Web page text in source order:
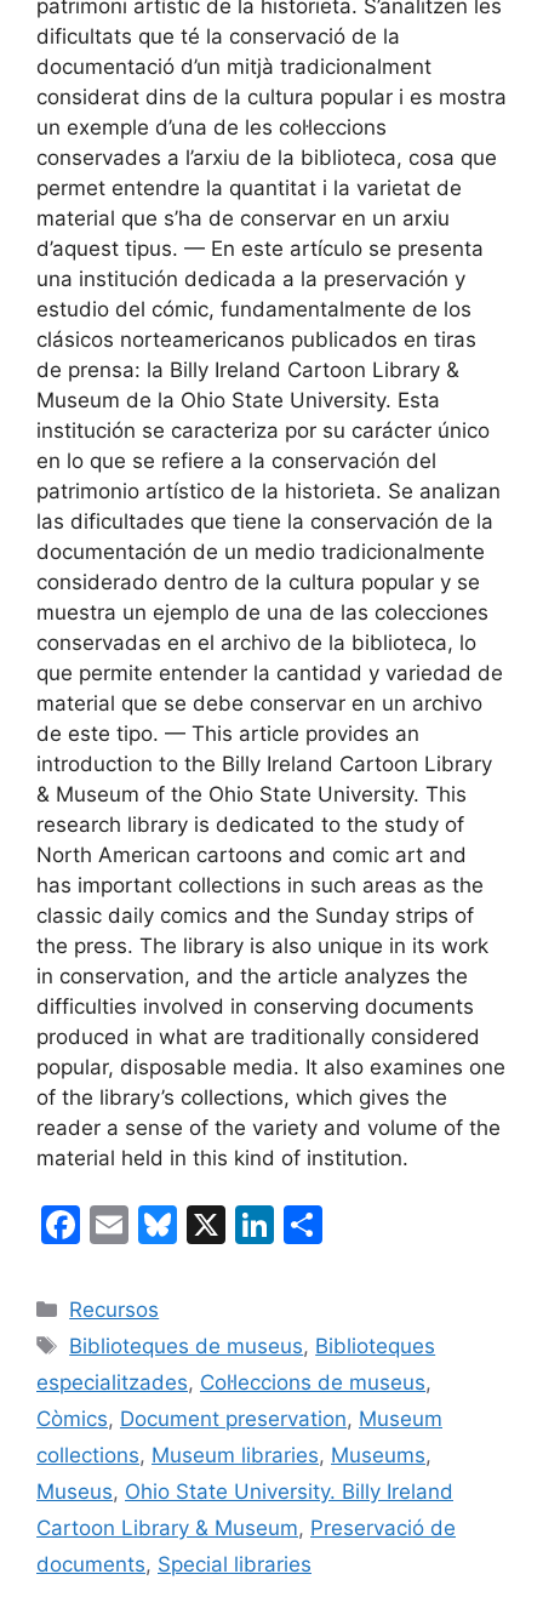
patrimoni artístic de la historieta. S’analitzen les
dificultats que té la conservació de la
documentació d’un mitjà tradicionalment
considerat dins de la cultura popular i es mostra
un exemple d’una de les col·leccions
conservades a l’arxiu de la biblioteca, cosa que
permet entendre la quantitat i la varietat de
material que s’ha de conservar en un arxiu
d’aquest tipus. — En este artículo se presenta
una institución dedicada a la preservación y
estudio del cómic, fundamentalmente de los
clásicos norteamericanos publicados en tiras
de prensa: la Billy Ireland Cartoon Library &
Museum de la Ohio State University. Esta
institución se caracteriza por su carácter único
en lo que se refiere a la conservación del
patrimonio artístico de la historieta. Se analizan
las dificultades que tiene la conservación de la
documentación de un medio tradicionalmente
considerado dentro de la cultura popular y se
muestra un ejemplo de una de las colecciones
conservadas en el archivo de la biblioteca, lo
que permite entender la cantidad y variedad de
material que se debe conservar en un archivo
de este tipo. — This article provides an
introduction to the Billy Ireland Cartoon Library
& Museum of the Ohio State University. This
research library is dedicated to the study of
North American cartoons and comic art and
has important collections in such areas as the
classic daily comics and the Sunday strips of
the press. The library is also unique in its work
in conservation, and the article analyzes the
difficulties involved in conserving documents
produced in what are traditionally considered
popular, disposable media. It also examines one
of the library’s collections, which gives the
reader a sense of the variety and volume of the
material held in this kind of institution.
F
c
e
b
o
o
k
E
ai
l
Bl
s
k
y
X
Li
e
dI
n
p
ar
te
ix
Categories
Recursos
Etiquetes
Biblioteques de museus, Biblioteques
especialitzades, Col·leccions de museus,
Còmics, Document preservation, Museum
collections, Museum libraries, Museums,
Museus, Ohio State University. Billy Ireland
Cartoon Library & Museum, Preservació de
documents, Special libraries